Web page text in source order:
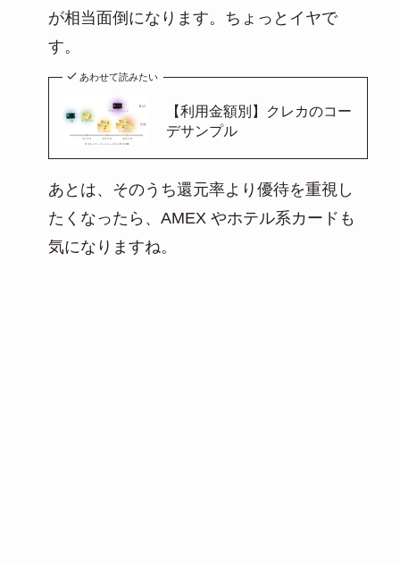
が相当面倒になります。ちょっとイヤで
す。
あわせて読みたい
【利用金額別】クレカのコー
デサンプル
あとは、そのうち還元率より優待を重視し
たくなったら、AMEX やホテル系カードも
気になりますね。